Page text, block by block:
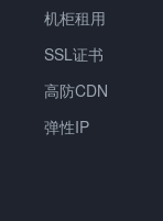
机柜租用
SSL证书
高防CDN
弹性IP